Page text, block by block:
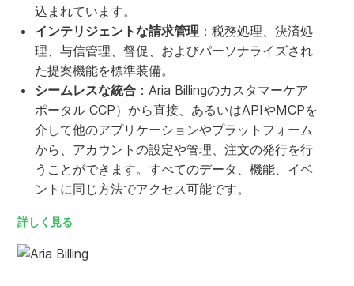
オペレーショナル・エクセレンス
卓越した操作性と堅牢性で知られ、安心感をお届けしま
す。
マーケットリーダー
主要アナリストによる独自の評価で前年比トップランク。
込まれています。
インテリジェントな請求管理 ：税務処理、決済処
理、与信管理、督促、およびパーソナライズされ
た提案機能を標準装備。
シームレスな統合 ：Aria Billingのカスタマーケア
ポータル CCP）から直接、あるいはAPIやMCPを
介して他のアプリケーションやプラットフォーム
から、アカウントの設定や管理、注文の発行を行
うことができます。すべてのデータ、機能、イベ
ントに同じ方法でアクセス可能です。
詳しく見る